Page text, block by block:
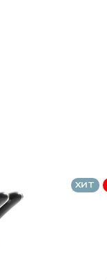
ХИТ